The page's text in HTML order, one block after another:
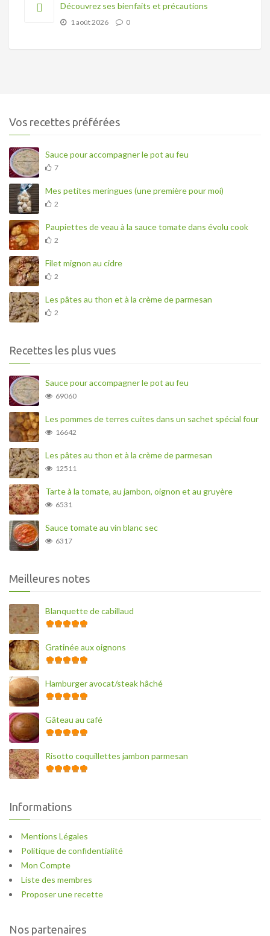
Découvrez ses bienfaits et précautions
1 août 2026 0
Vos recettes préférées
Sauce pour accompagner le pot au feu
7
Mes petites meringues (une première pour moi)
2
Paupiettes de veau à la sauce tomate dans évolu cook
2
Filet mignon au cidre
2
Les pâtes au thon et à la crème de parmesan
2
Recettes les plus vues
Sauce pour accompagner le pot au feu
69060
Les pommes de terres cuites dans un sachet spécial four
16642
Les pâtes au thon et à la crème de parmesan
12511
Tarte à la tomate, au jambon, oignon et au gruyère
6531
Sauce tomate au vin blanc sec
6317
Meilleures notes
Blanquette de cabillaud
Gratinée aux oignons
Hamburger avocat/steak hâché
Gâteau au café
Risotto coquillettes jambon parmesan
Informations
Mentions Légales
Politique de confidentialité
Mon Compte
Liste des membres
Proposer une recette
Nos partenaires